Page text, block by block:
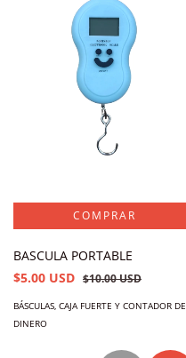
BASCULA PORTABLE
$5.00 USD $10.00 USD
BÁSCULAS, CAJA FUERTE Y CONTADOR DE
DINERO